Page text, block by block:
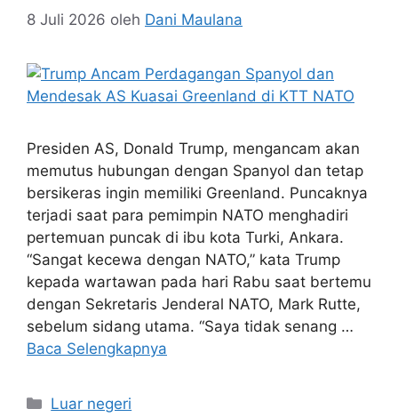
8 Juli 2026 oleh Dani Maulana
Presiden AS, Donald Trump, mengancam akan
memutus hubungan dengan Spanyol dan tetap
bersikeras ingin memiliki Greenland. Puncaknya
terjadi saat para pemimpin NATO menghadiri
pertemuan puncak di ibu kota Turki, Ankara.
“Sangat kecewa dengan NATO,” kata Trump
kepada wartawan pada hari Rabu saat bertemu
dengan Sekretaris Jenderal NATO, Mark Rutte,
sebelum sidang utama. “Saya tidak senang …
Baca Selengkapnya
Kategori
Luar negeri